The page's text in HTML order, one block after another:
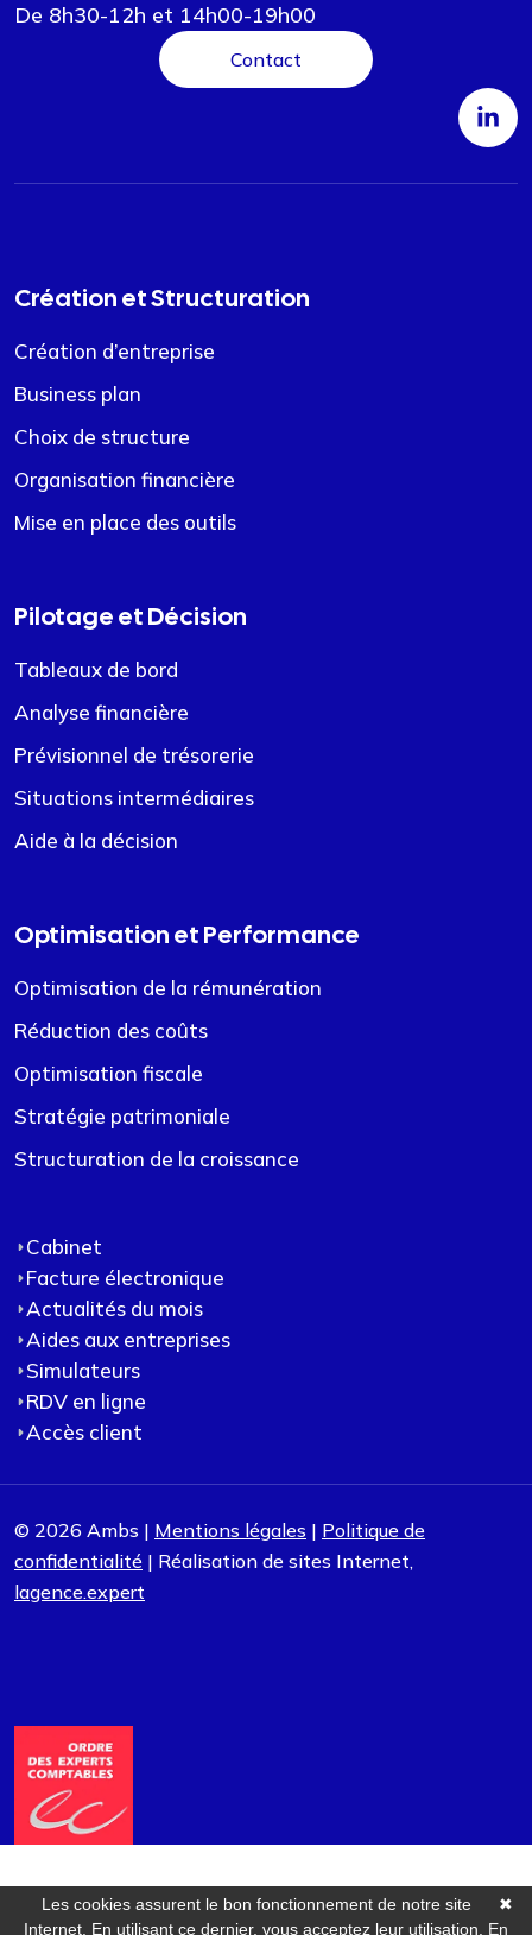
De 8h30-12h et 14h00-19h00
Contact
Création et Structuration
Création d’entreprise
Business plan
Choix de structure
Organisation financière
Mise en place des outils
Pilotage et Décision
Tableaux de bord
Analyse financière
Prévisionnel de trésorerie
Situations intermédiaires
Aide à la décision
Optimisation et Performance
Optimisation de la rémunération
Réduction des coûts
Optimisation fiscale
Stratégie patrimoniale
Structuration de la croissance
Cabinet
Facture électronique
Actualités du mois
Aides aux entreprises
Simulateurs
RDV en ligne
Accès client
© 2026 Ambs | Mentions légales | Politique de
confidentialité | Réalisation de sites Internet,
lagence.expert
✖
Les cookies assurent le bon fonctionnement de notre site
Internet. En utilisant ce dernier, vous acceptez leur utilisation. En